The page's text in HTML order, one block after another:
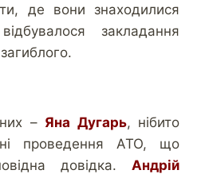
де вони знаходилися
закладання
– Яна Дугарь, нібито
проведення АТО, що
довідка. Андрій